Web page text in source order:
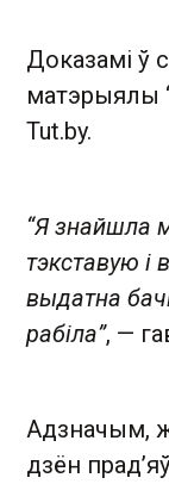
Доказамі ў
матэрыялы
Tut.by.
“Я знайшла
тэкставую і
выдатна
рабіла”, —
Адзначым,
дзён